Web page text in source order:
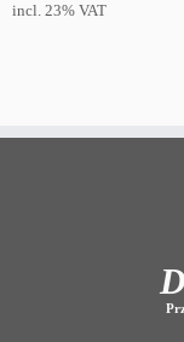
incl. 23% VAT